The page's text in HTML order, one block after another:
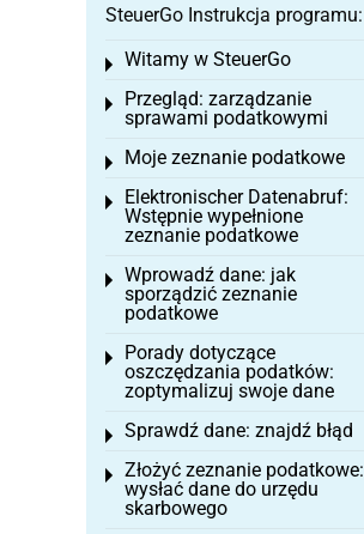
SteuerGo Instrukcja programu:
Witamy w SteuerGo
Toggle menu
Przegląd: zarządzanie
sprawami podatkowymi
Toggle menu
Moje zeznanie podatkowe
Toggle menu
Elektronischer Datenabruf:
Wstępnie wypełnione
zeznanie podatkowe
Toggle menu
Wprowadź dane: jak
sporządzić zeznanie
podatkowe
Toggle menu
Porady dotyczące
oszczędzania podatków:
zoptymalizuj swoje dane
Toggle menu
Sprawdź dane: znajdź błąd
Toggle menu
Złożyć zeznanie podatkowe:
wysłać dane do urzędu
skarbowego
Toggle menu